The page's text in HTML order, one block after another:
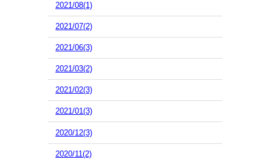
2021/08(1)
2021/07(2)
2021/06(3)
2021/03(2)
2021/02(3)
2021/01(3)
2020/12(3)
2020/11(2)